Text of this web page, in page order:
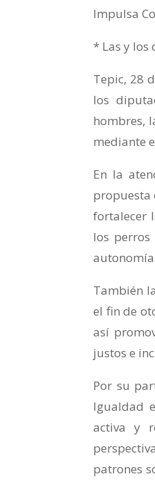
Impulsa
* Las y
Tepic, 28
los
hombres,
mediante
En la
propuesta
fortalecer
los
autonomía
También
el fin de
así
justos e
Por su
Igualdad
activa y
patrones